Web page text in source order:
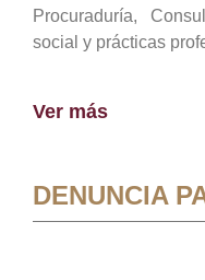
Procuraduría,
social y prácticas
Ver más
DENUNCIA